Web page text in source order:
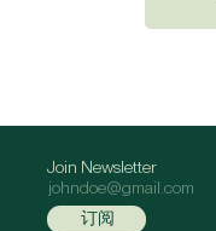
Join Newsletter